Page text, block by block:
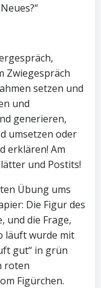
Zwiegespräch
setzen und
und
generieren,
umsetzen oder
erklären! Am
und Postits!
Übung ums
Die Figur des
und die Frage,
läuft wurde mit
gut“ in grün
roten
Figürchen.